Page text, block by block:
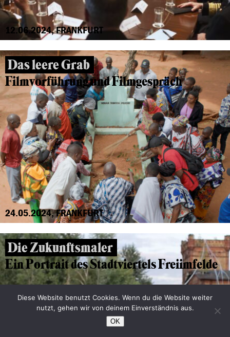
12.06.2024, FRANKFURT
Das leere Grab
Filmvorführung und Filmgespräch
24.05.2024, FRANKFURT
Die Zukunftsmaler
Ein Portrait des Stadtviertels Freiimfelde
Diese Website benutzt Cookies. Wenn du die Website weiter
nutzt, gehen wir von deinem Einverständnis aus.
OK